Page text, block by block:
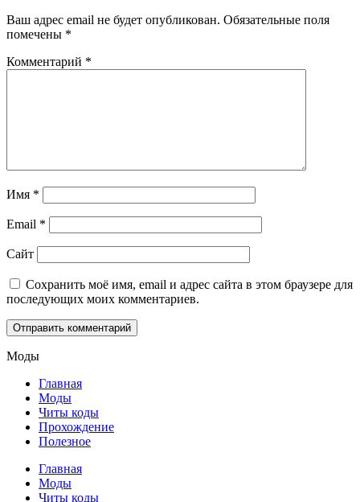
Ваш адрес email не будет опубликован. Обязательные поля
помечены *
Комментарий *
Имя *
Email *
Сайт
Сохранить моё имя, email и адрес сайта в этом браузере для
последующих моих комментариев.
Моды
Главная
Моды
Читы коды
Прохождение
Полезное
Главная
Моды
Читы коды